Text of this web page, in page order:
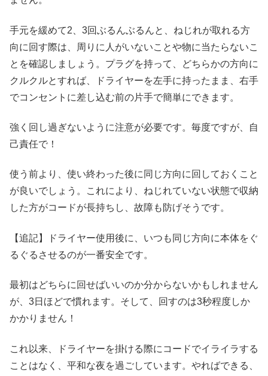
手元を緩めて2、3回ぶるんぶるんと、ねじれが取れる方
向に回す際は、周りに人がいないことや物に当たらないこ
とを確認しましょう。プラグを持って、どちらかの方向に
クルクルとすれば、ドライヤーを左手に持ったまま、右手
でコンセントに差し込む前の片手で簡単にできます。
強く回し過ぎないように注意が必要です。毎度ですが、自
己責任で！
使う前より、使い終わった後に同じ方向に回しておくこと
が良いでしょう。これにより、ねじれていない状態で収納
した方がコードが長持ちし、故障も防げそうです。
【追記】ドライヤー使用後に、いつも同じ方向に本体をぐ
るぐるさせるのが一番安全です。
最初はどちらに回せばいいのか分からないかもしれません
が、3日ほどで慣れます。そして、回すのは3秒程度しか
かかりません！
これ以来、ドライヤーを掛ける際にコードでイライラする
ことはなく、平和な夜を過ごしています。やればできる、